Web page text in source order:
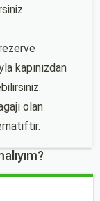
kapınızdan
olan